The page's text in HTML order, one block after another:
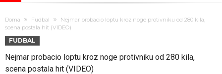
Zašto je nepoznati italijanski petoligaš dobio čudesan stadion od 62
miliona evra?
Veliki udarac za Barselonu: Junak finala Svetskog prvenstva želi da
ode
Deco nije samo zbog Hulijana Alvareza bio u Madridu, Barselona
Doma Fudbal
Nejmar probacio loptu kroz noge protivniku od 280 kila,
scena postala hit (VIDEO)
FUDBAL
Nejmar probacio loptu kroz noge protivniku od 280 kila,
scena postala hit (VIDEO)